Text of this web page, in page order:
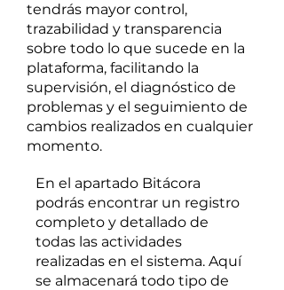
tendrás mayor control,
trazabilidad y transparencia
sobre todo lo que sucede en la
plataforma, facilitando la
supervisión, el diagnóstico de
problemas y el seguimiento de
cambios realizados en cualquier
momento.
En el apartado Bitácora
podrás encontrar un registro
completo y detallado de
todas las actividades
realizadas en el sistema. Aquí
se almacenará todo tipo de